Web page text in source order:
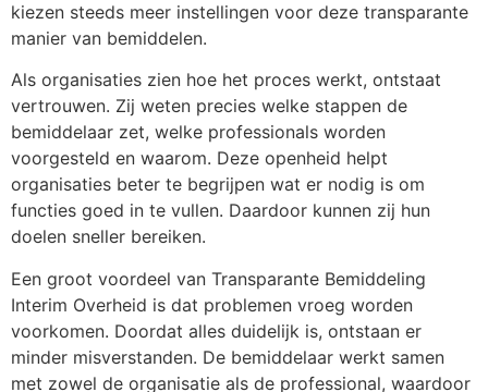
kiezen steeds meer instellingen voor deze transparante
manier van bemiddelen.
Als organisaties zien hoe het proces werkt, ontstaat
vertrouwen. Zij weten precies welke stappen de
bemiddelaar zet, welke professionals worden
voorgesteld en waarom. Deze openheid helpt
organisaties beter te begrijpen wat er nodig is om
functies goed in te vullen. Daardoor kunnen zij hun
doelen sneller bereiken.
Een groot voordeel van Transparante Bemiddeling
Interim Overheid is dat problemen vroeg worden
voorkomen. Doordat alles duidelijk is, ontstaan er
minder misverstanden. De bemiddelaar werkt samen
met zowel de organisatie als de professional, waardoor